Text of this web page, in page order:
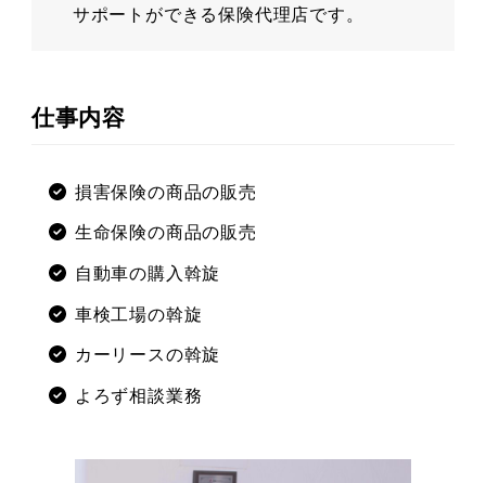
サポートができる保険代理店です。
仕事内容
損害保険の商品の販売
生命保険の商品の販売
自動車の購入斡旋
車検工場の斡旋
カーリースの斡旋
よろず相談業務